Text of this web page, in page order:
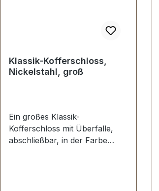
Klassik-Kofferschloss,
Nickelstahl, groß
Ein großes Klassik-
Kofferschloss mit Überfalle,
abschließbar, in der Farbe